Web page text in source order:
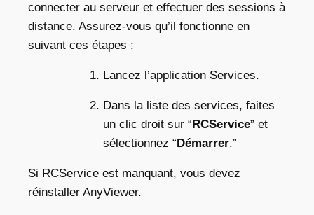
connecter au serveur et effectuer des sessions à
distance. Assurez-vous qu’il fonctionne en
suivant ces étapes :
Lancez l’application Services.
Dans la liste des services, faites
un clic droit sur “RCService” et
sélectionnez “Démarrer.”
Si RCService est manquant, vous devez
réinstaller AnyViewer.